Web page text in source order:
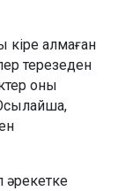
кіре алмаған
терезеден
оны
әрекетке